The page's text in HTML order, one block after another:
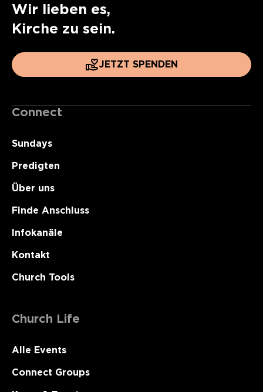
Wir lieben es,
Kirche zu sein.
JETZT SPENDEN
Connect
Sundays
Predigten
Über uns
Finde Anschluss
Infokanäle
Kontakt
Church Tools
Church Life
Alle Events
Connect Groups